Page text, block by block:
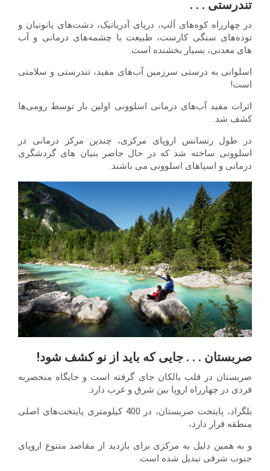
تندرستی . . .
در چهارراه کوه‌های آلپ، دریای آدریاتیک، دشت‌های پانونیان و
توده‌های سنگی کارست، طبیعت با چشمه‌های درمانی و آب
های معدنی، بسیار بخشنده است.
اسلوانی به درستی سرزمین آب‌های مفید، تندرستی و سلامتی
است!
اثرات مفید آب‌های درمانی اسلوونی اولین بار توسط رومی‌ها
کشف شد.
در طول رنسانس اروپای مرکزی، چندین مرکز درمانی در
اسلوونی ساخته شد که در حال حاضر بنیان های گردشگری
درمانی و اسپاهای اسلوونی می باشند.
صربستان . . . جایی که باید از نو کشف شود!
صربستان در قلب بالکان جای گرفته است و جایگاه منحصربه
فردی در چهارراه اروپا بین شرق و غرب دارد.
بلگراد، پایتخت صربستان، در 400 کیلومتری پایتخت‌های اصلی
منطقه قرار دارد،
و به همین دلیل به مرکزی برای بازدید از مقاصد متنوع اروپای
جنوب شرقی تبدیل شده است.